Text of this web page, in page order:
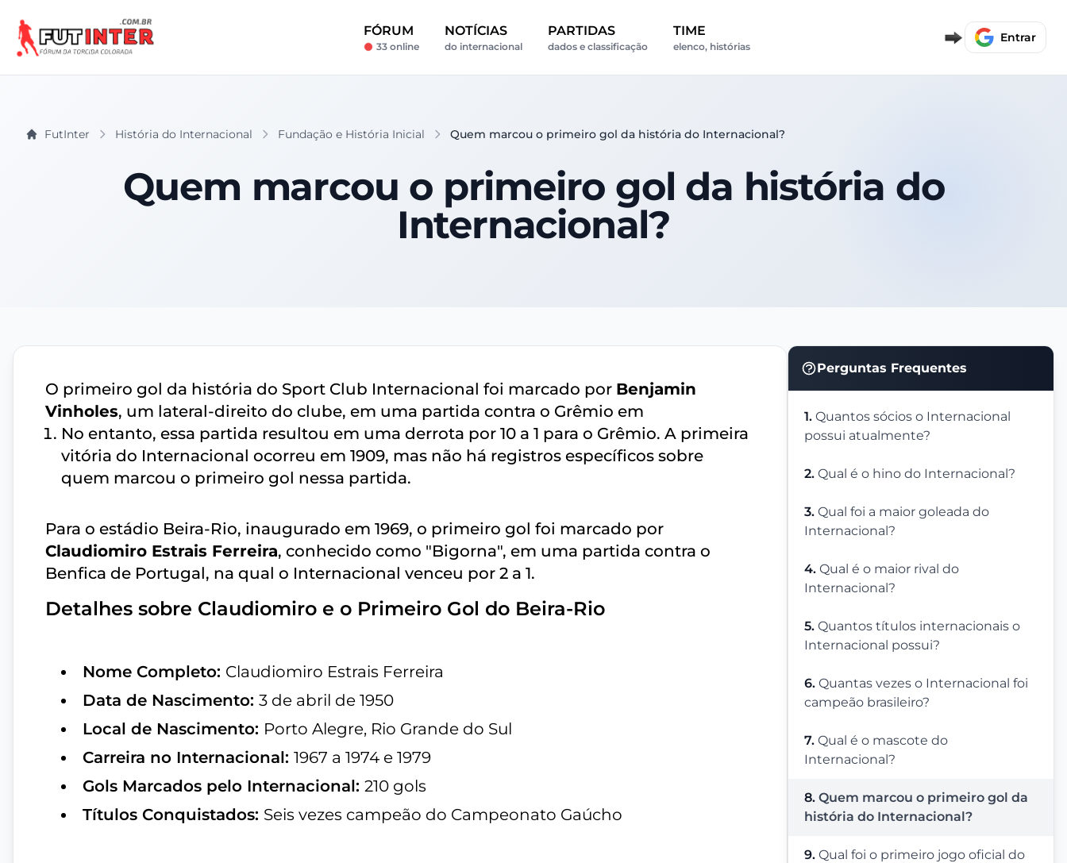
FÓRUM
33 online
NOTÍCIAS
do internacional
PARTIDAS
dados e classificação
TIME
elenco, histórias
Entrar
FutInter História do Internacional Fundação e História Inicial Quem marcou o primeiro gol da história do Internacional?
Quem marcou o primeiro gol da história do
Internacional?
Perguntas Frequentes
1. Quantos sócios o Internacional
possui atualmente?
2. Qual é o hino do Internacional?
3. Qual foi a maior goleada do
Internacional?
4. Qual é o maior rival do
Internacional?
5. Quantos títulos internacionais o
Internacional possui?
6. Quantas vezes o Internacional foi
campeão brasileiro?
7. Qual é o mascote do
Internacional?
8. Quem marcou o primeiro gol da
história do Internacional?
9. Qual foi o primeiro jogo oficial do
O primeiro gol da história do Sport Club Internacional foi marcado por Benjamin
Vinholes, um lateral-direito do clube, em uma partida contra o Grêmio em
No entanto, essa partida resultou em uma derrota por 10 a 1 para o Grêmio. A primeira
vitória do Internacional ocorreu em 1909, mas não há registros específicos sobre
quem marcou o primeiro gol nessa partida.
Para o estádio Beira-Rio, inaugurado em 1969, o primeiro gol foi marcado por
Claudiomiro Estrais Ferreira, conhecido como "Bigorna", em uma partida contra o
Benfica de Portugal, na qual o Internacional venceu por 2 a 1.
Detalhes sobre Claudiomiro e o Primeiro Gol do Beira-Rio
Nome Completo: Claudiomiro Estrais Ferreira
Data de Nascimento: 3 de abril de 1950
Local de Nascimento: Porto Alegre, Rio Grande do Sul
Carreira no Internacional: 1967 a 1974 e 1979
Gols Marcados pelo Internacional: 210 gols
Títulos Conquistados: Seis vezes campeão do Campeonato Gaúcho